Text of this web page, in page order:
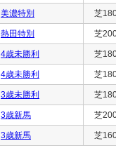
美濃特別 芝
熱田特別 芝
4歳未勝利 芝
4歳未勝利 芝
3歳未勝利 芝
3歳新馬 芝
3歳新馬 芝